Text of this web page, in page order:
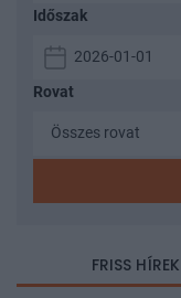
Időszak
Rovat
FRISS HÍREK